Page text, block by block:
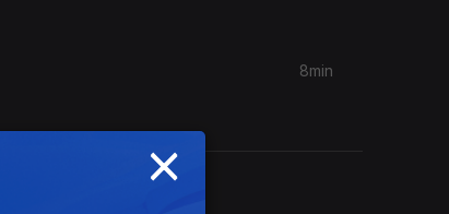
8min
×